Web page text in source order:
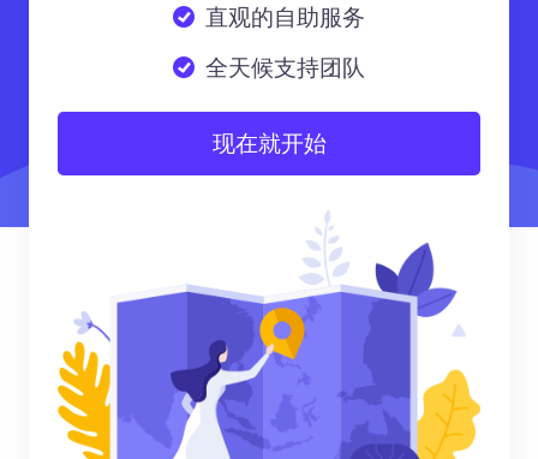
直观的自助服务
全天候支持团队
现在就开始